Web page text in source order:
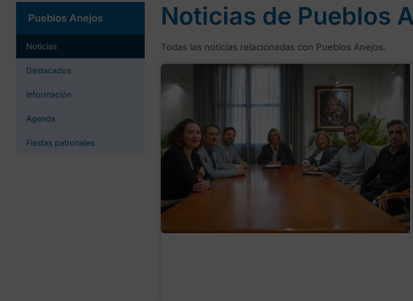
Pueblos Anejos
Noticias
Destacados
Información
Agenda
Fiestas patronales
Noticias de Pueblos
Todas las noticias relacionadas con Pueblos Anejos.